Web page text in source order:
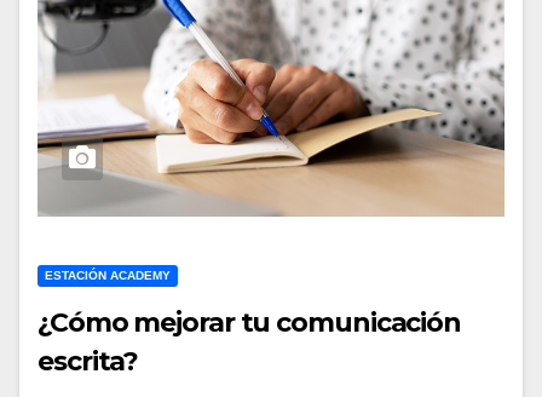
ESTACIÓN ACADEMY
¿Cómo mejorar tu comunicación
escrita?